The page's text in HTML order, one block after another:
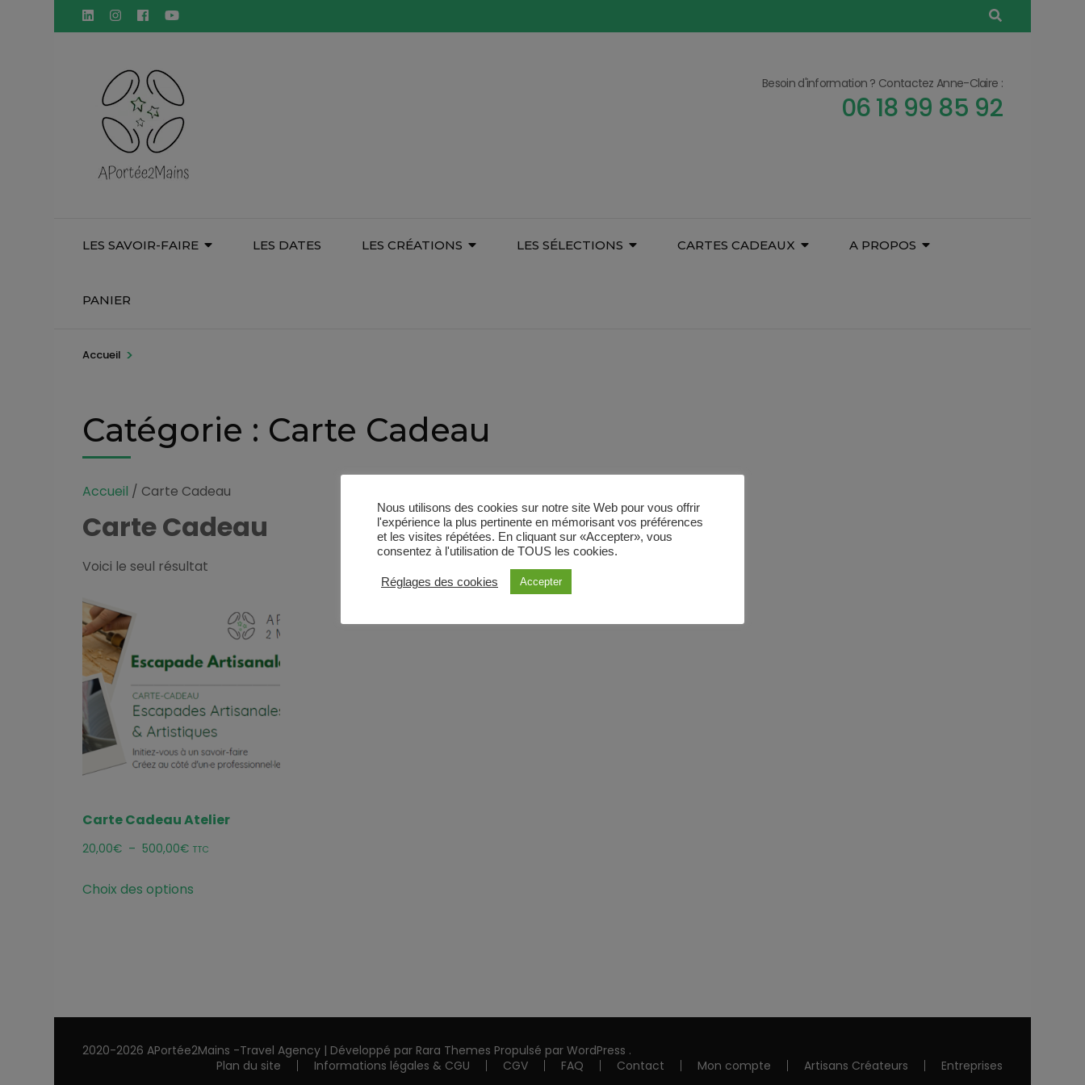
Aller
au
Entrée)
Besoin d'information ? Contactez Anne-Claire :
06 18 99 85 92
LES SAVOIR-FAIRE LES DATES LES CRÉATIONS LES SÉLECTIONS CARTES CADEAUX A PROPOS
PANIER
Accueil >
Catégorie : Carte Cadeau
Accueil / Carte Cadeau
Carte Cadeau
Voici le seul résultat
Carte Cadeau Atelier
20,00€ – 500,00€Plage
prix :
TTC
Choix des options
être
2020-2026 APortée2Mains -Travel Agency | Développé par Rara Themes Propulsé par WordPress .
Plan du site
Informations légales & CGU CGV FAQ Contact Mon compte Artisans Créateurs Entreprises
Nous utilisons des cookies sur notre site Web pour vous offrir
l'expérience la plus pertinente en mémorisant vos préférences
et les visites répétées. En cliquant sur «Accepter», vous
consentez à l'utilisation de TOUS les cookies.
Réglages des cookies Accepter